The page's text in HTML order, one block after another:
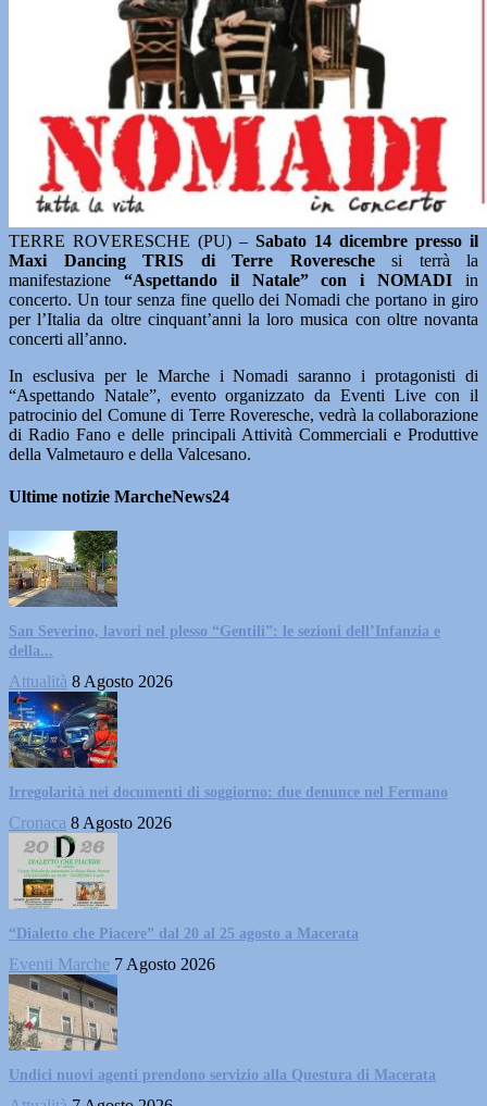
TERRE ROVERESCHE (PU) – Sabato 14 dicembre presso il
Maxi Dancing TRIS di Terre Rovereschesi terrà la
manifestazione “Aspettando il Natale” con i NOMADI in
concerto. Un tour senza fine quello dei Nomadi che portano in giro
per l’Italia da oltre cinquant’anni la loro musica con oltre novanta
concerti all’anno.
In esclusiva per le Marche i Nomadi saranno i protagonisti di
“Aspettando Natale”, evento organizzato da Eventi Live con il
patrocinio del Comune di Terre Roveresche, vedrà la collaborazione
di Radio Fano e delle principali Attività Commerciali e Produttive
della Valmetauro e della Valcesano.
Ultime notizie MarcheNews24
San Severino, lavori nel plesso “Gentili”: le sezioni dell’Infanzia e
della...
Attualità 8 Agosto 2026
Irregolarità nei documenti di soggiorno: due denunce nel Fermano
Cronaca 8 Agosto 2026
“Dialetto che Piacere” dal 20 al 25 agosto a Macerata
Eventi Marche 7 Agosto 2026
Undici nuovi agenti prendono servizio alla Questura di Macerata